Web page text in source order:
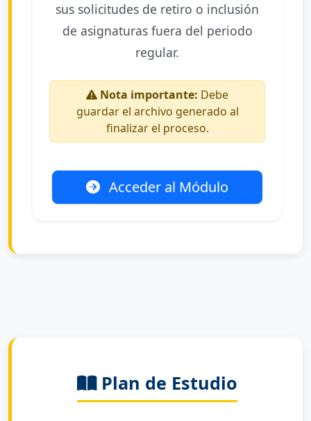
sus solicitudes de retiro o inclusión
de asignaturas fuera del periodo
regular.
Nota importante: Debe
guardar el archivo generado al
finalizar el proceso.
Acceder al Módulo
Plan de Estudio